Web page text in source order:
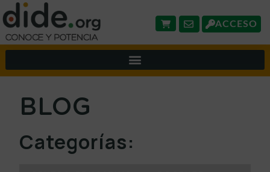
ACCESO
BLOG
Categorías: